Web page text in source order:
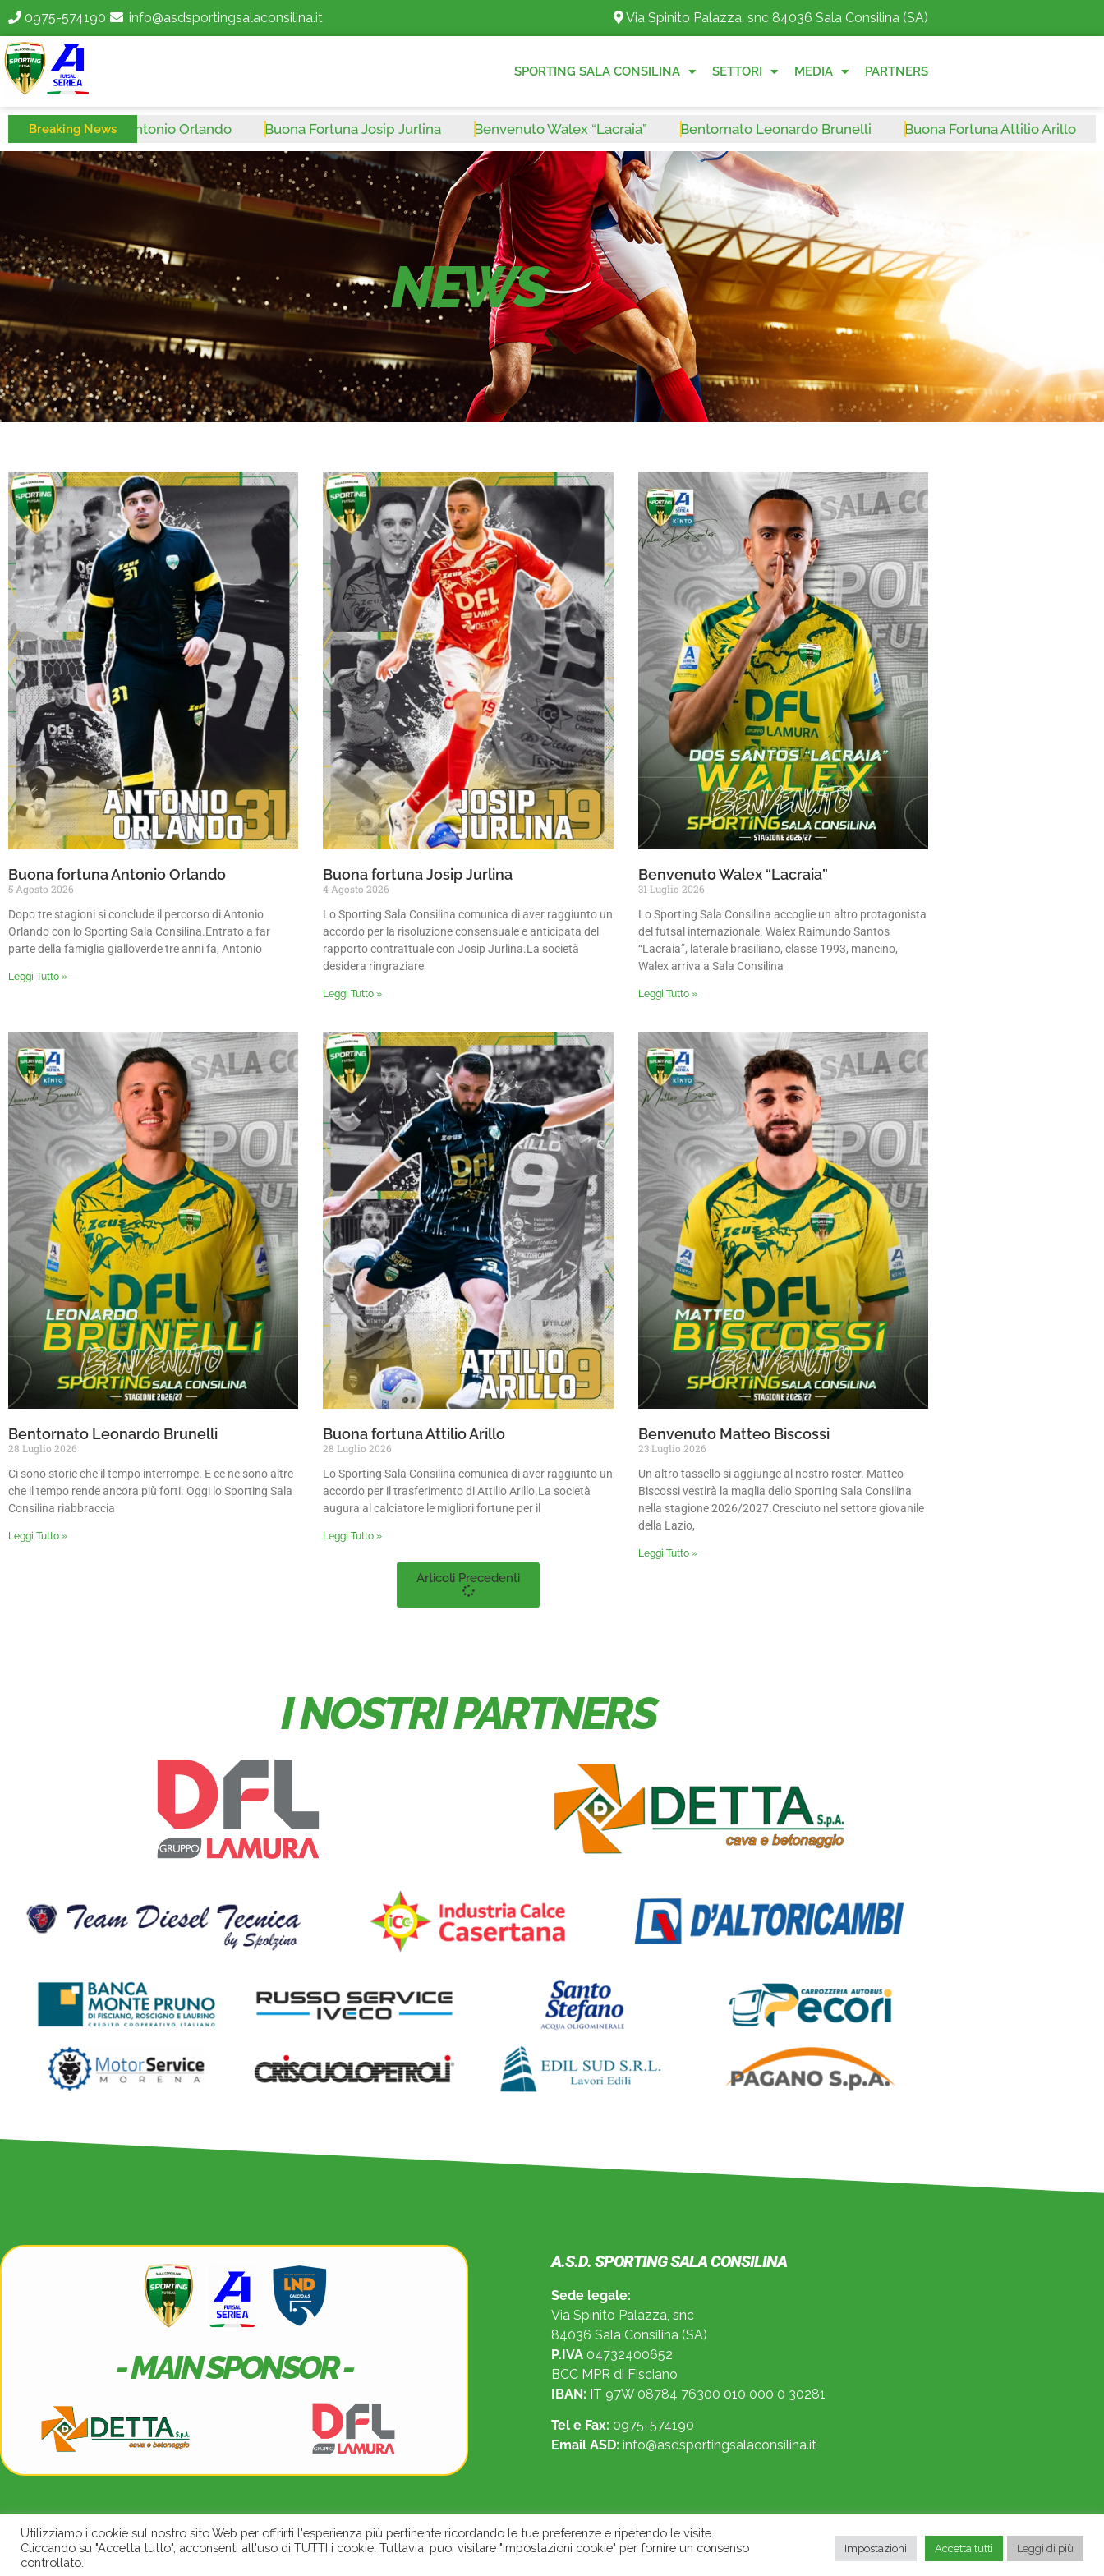
0975-574190 info@asdsportingsalaconsilina.it Via Spinito Palazza, snc 84036 Sala Consilina (SA)
SPORTING SALA CONSILINA SETTORI MEDIA PARTNERS
Breaking News
Fortuna Antonio Orlando Buona Fortuna Josip Jurlina Benvenuto Walex “Lacraia” Bentornato Leonardo Brunelli Buona Fortuna Attilio Arillo
NEWS
Buona fortuna Antonio Orlando
5 Agosto 2026
Dopo tre stagioni si conclude il percorso di Antonio
Orlando con lo Sporting Sala Consilina.Entrato a far
parte della famiglia gialloverde tre anni fa, Antonio
Leggi Tutto »
Buona fortuna Josip Jurlina
4 Agosto 2026
Lo Sporting Sala Consilina comunica di aver raggiunto un
accordo per la risoluzione consensuale e anticipata del
rapporto contrattuale con Josip Jurlina.La società
desidera ringraziare
Leggi Tutto »
Benvenuto Walex “Lacraia”
31 Luglio 2026
Lo Sporting Sala Consilina accoglie un altro protagonista
del futsal internazionale. Walex Raimundo Santos
“Lacraia”, laterale brasiliano, classe 1993, mancino,
Walex arriva a Sala Consilina
Leggi Tutto »
Bentornato Leonardo Brunelli
28 Luglio 2026
Ci sono storie che il tempo interrompe. E ce ne sono altre
che il tempo rende ancora più forti. Oggi lo Sporting Sala
Consilina riabbraccia
Leggi Tutto »
Buona fortuna Attilio Arillo
28 Luglio 2026
Lo Sporting Sala Consilina comunica di aver raggiunto un
accordo per il trasferimento di Attilio Arillo.La società
augura al calciatore le migliori fortune per il
Leggi Tutto »
Benvenuto Matteo Biscossi
23 Luglio 2026
Un altro tassello si aggiunge al nostro roster. Matteo
Biscossi vestirà la maglia dello Sporting Sala Consilina
nella stagione 2026/2027.Cresciuto nel settore giovanile
della Lazio,
Leggi Tutto »
Articoli Precedenti
I NOSTRI PARTNERS
- MAIN SPONSOR -
A.S.D. SPORTING SALA CONSILINA
Sede legale:
Via Spinito Palazza, snc
84036 Sala Consilina (SA)
P.IVA 04732400652
BCC MPR di Fisciano
IBAN: IT 97W 08784 76300 010 000 0 30281
Tel e Fax: 0975-574190
Email ASD: info@asdsportingsalaconsilina.it
Seguici su: © 2022 Sporting A.S.D. Sala Consilina. All Rights Reserved.
Utilizziamo i cookie sul nostro sito Web per offrirti l'esperienza più pertinente ricordando le tue preferenze e ripetendo le visite.
Cliccando su "Accetta tutto", acconsenti all'uso di TUTTI i cookie. Tuttavia, puoi visitare "Impostazioni cookie" per fornire un consenso
controllato.
Impostazioni Accetta tutti Leggi di più